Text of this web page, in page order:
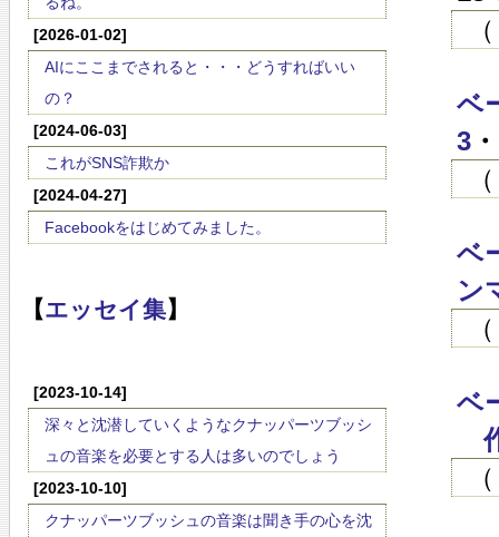
[2026-01-02]
AIにここまでされると・・・どうすればいい
の？
[2024-06-03]
これがSNS詐欺か
[2024-04-27]
Facebookをはじめてみました。
【エッセイ集】
[2023-10-14]
深々と沈潜していくようなクナッパーツブッシ
ュの音楽を必要とする人は多いのでしょう
[2023-10-10]
クナッパーツブッシュの音楽は聞き手の心を沈
ベ
3
ベ
ン
ベ